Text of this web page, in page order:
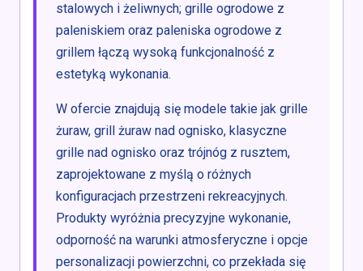
stalowych i żeliwnych; grille ogrodowe z
paleniskiem oraz paleniska ogrodowe z
grillem łączą wysoką funkcjonalność z
estetyką wykonania.
W ofercie znajdują się modele takie jak grille
żuraw, grill żuraw nad ognisko, klasyczne
grille nad ognisko oraz trójnóg z rusztem,
zaprojektowane z myślą o różnych
konfiguracjach przestrzeni rekreacyjnych.
Produkty wyróżnia precyzyjne wykonanie,
odporność na warunki atmosferyczne i opcje
personalizacji powierzchni, co przekłada się